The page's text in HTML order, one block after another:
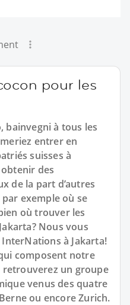
pour les
bainvegni à tous les
entrer en
suisses à
obtenir des
de la part d’autres
exemple où se
où trouver les
Nous vous
à Jakarta!
composent notre
un groupe
venus des quatre
ou encore Zurich.